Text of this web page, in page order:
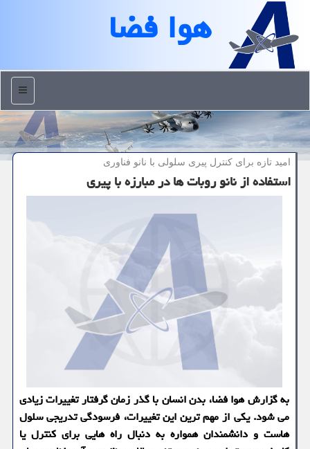
هوا فضا
منو
امید تازه برای كنترل پیری سلولی با نانو فناوری
استفاده از نانو روبات ها در مبارزه با پیری
به گزارش هوا فضا، بدن انسان با گذر زمان گرفتار تغییرات زیادی
می شود. یکی از مهم ترین این تغییرات، فرسودگی تدریجی سلول
هاست و دانشمندان همواره به دنبال راه هایی برای کنترل یا